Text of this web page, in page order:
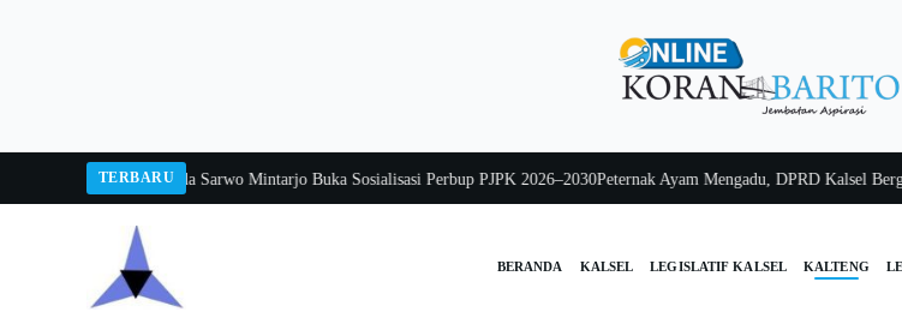
TERBARU
Balang 2026Pj Sekda Sarwo Mintarjo Buka Sosialisasi Perbup PJPK 2026–2030Peternak Ayam Mengadu, DPRD Kalsel Bergerak
BERANDA KALSEL LEGISLATIF KALSEL KALTENG